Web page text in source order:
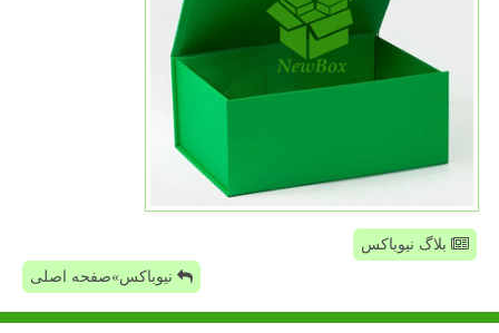
بلاگ نیوباکس
نیوباکس»صفحه اصلی